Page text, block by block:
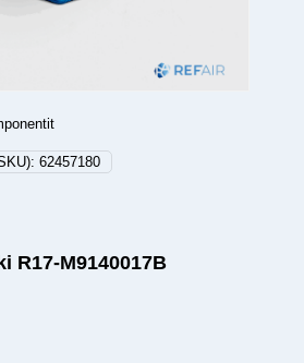
62457180
R17-M9140017B